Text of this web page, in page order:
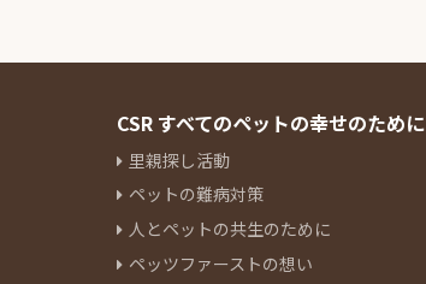
CSR すべてのペットの幸せのために
里親探し活動
ペットの難病対策
人とペットの共生のために
ペッツファーストの想い